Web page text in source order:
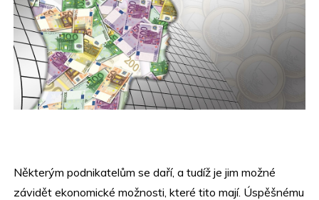
Některým podnikatelům se daří, a tudíž je jim možné
závidět ekonomické možnosti, které tito mají. Úspěšnému